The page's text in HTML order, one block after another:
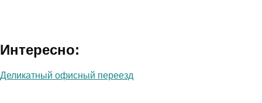
Интересно:
Деликатный офисный переезд